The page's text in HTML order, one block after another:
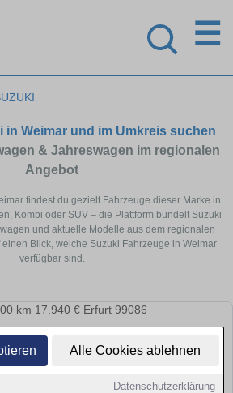
Alle Cookies ablehnen
Datenschutzerklärung
☰
in Weimar und im Umkreis suchen
& Jahreswagen im regionalen
Angebot
findest du gezielt Fahrzeuge dieser Marke in
Kombi oder SUV – die Plattform bündelt Suzuki
und aktuelle Modelle aus dem regionalen
Blick, welche Suzuki Fahrzeuge in Weimar
verfügbar sind.